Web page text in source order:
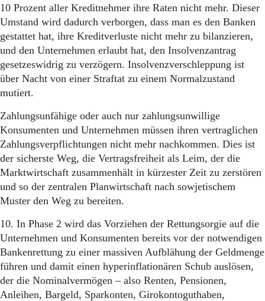
10 Prozent aller Kreditnehmer ihre Raten nicht mehr. Dieser
Umstand wird dadurch verborgen, dass man es den Banken
gestattet hat, ihre Kreditverluste nicht mehr zu bilanzieren,
und den Unternehmen erlaubt hat, den Insolvenzantrag
gesetzeswidrig zu verzögern. Insolvenzverschleppung ist
über Nacht von einer Straftat zu einem Normalzustand
mutiert.
Zahlungsunfähige oder auch nur zahlungsunwillige
Konsumenten und Unternehmen müssen ihren vertraglichen
Zahlungsverpflichtungen nicht mehr nachkommen. Dies ist
der sicherste Weg, die Vertragsfreiheit als Leim, der die
Marktwirtschaft zusammenhält in kürzester Zeit zu zerstören
und so der zentralen Planwirtschaft nach sowjetischem
Muster den Weg zu bereiten.
10. In Phase 2 wird das Vorziehen der Rettungsorgie auf die
Unternehmen und Konsumenten bereits vor der notwendigen
Bankenrettung zu einer massiven Aufblähung der Geldmenge
führen und damit einen hyperinflationären Schub auslösen,
der die Nominalvermögen – also Renten, Pensionen,
Anleihen, Bargeld, Sparkonten, Girokontoguthaben,